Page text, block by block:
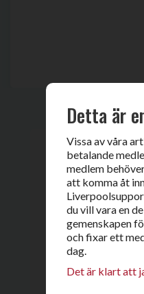
Detta är
Vissa av våra
betalande
medlem
att komma åt
du vill vara en
gemenskapen
och fixar ett
dag.
Det är klart att